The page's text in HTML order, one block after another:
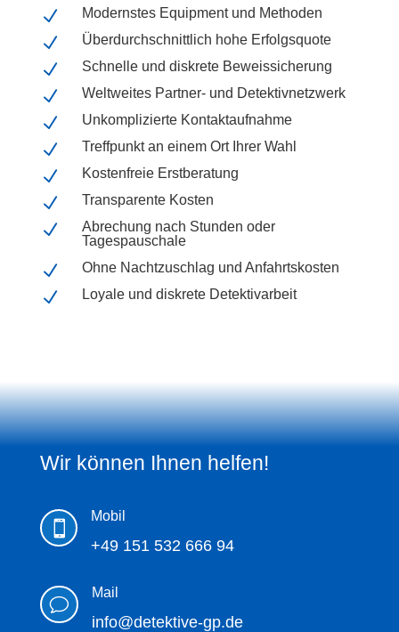
N Modernstes Equipment und Methoden
N Überdurchschnittlich hohe Erfolgsquote
N Schnelle und diskrete Beweissicherung
N Weltweites Partner- und Detektivnetzwerk
N Unkomplizierte Kontaktaufnahme
N Treffpunkt an einem Ort Ihrer Wahl
N Kostenfreie Erstberatung
N Transparente Kosten
N
Abrechung nach Stunden oder
Tagespauschale
N Ohne Nachtzuschlag und Anfahrtskosten
N Loyale und diskrete Detektivarbeit
Wir können Ihnen helfen!

Mobil
+49 151 532 666 94
v
Mail
info@detektive-gp.de